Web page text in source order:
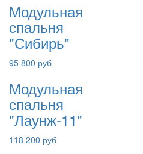
Модульная
спальня
"Сибирь"
95 800 руб
Модульная
спальня
"Лаунж-11"
118 200 руб